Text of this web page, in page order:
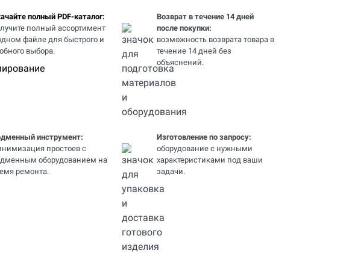
полный PDF-каталог:
полный ассортимент
файле для быстрого и
выбора.
Возврат в течение 14 дней
после покупки:
возможность возврата товара в
течение 14 дней без
объяснений.
инструмент:
простоев с
оборудованием на
ремонта.
Изготовление по запросу:
оборудование с нужными
характеристиками под ваши
задачи.